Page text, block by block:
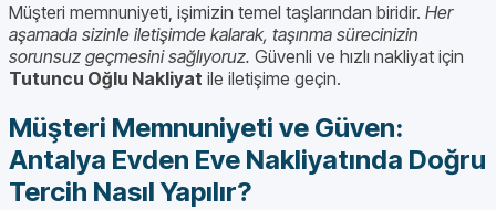
Müşteri memnuniyeti, işimizin temel taşlarından biridir. Her
aşamada sizinle iletişimde kalarak, taşınma sürecinizin
sorunsuz geçmesini sağlıyoruz. Güvenli ve hızlı nakliyat için
Tutuncu Oğlu Nakliyat ile iletişime geçin.
Müşteri Memnuniyeti ve Güven:
Antalya Evden Eve Nakliyatında Doğru
Tercih Nasıl Yapılır?